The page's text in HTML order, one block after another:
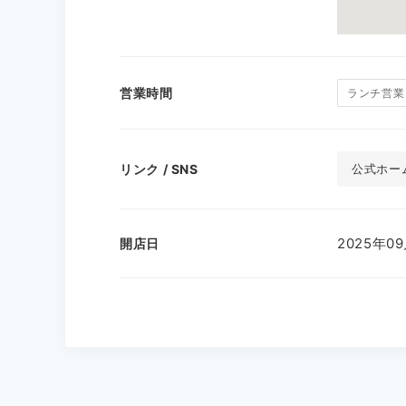
営業時間 ランチ営業
リンク / SNS 公式ホー
開店日 2025年09